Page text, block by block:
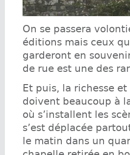
On se passera
éditions mais ceux
garderont en
de rue est une des
Et puis, la richesse
doivent beaucoup à
où s’installent les
s’est déplacée
le matin dans un